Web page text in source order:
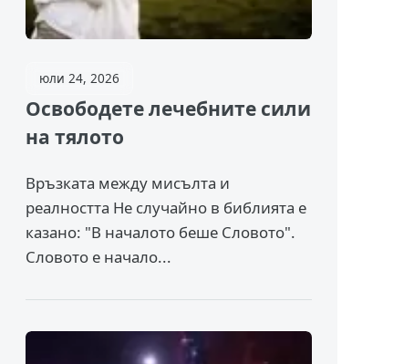
юли 24, 2026
Освободете лечебните сили
на тялото
Връзката между мисълта и
реалността Не случайно в библията е
казано: "В началото беше Словото".
Словото е начало...